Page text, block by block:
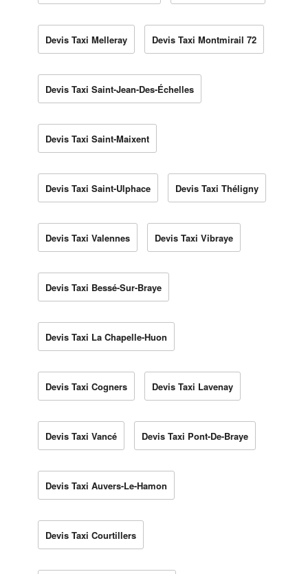
Devis Taxi Melleray Devis Taxi Montmirail 72
Devis Taxi Saint-Jean-Des-Échelles
Devis Taxi Saint-Maixent
Devis Taxi Saint-Ulphace Devis Taxi Théligny
Devis Taxi Valennes Devis Taxi Vibraye
Devis Taxi Bessé-Sur-Braye
Devis Taxi La Chapelle-Huon
Devis Taxi Cogners Devis Taxi Lavenay
Devis Taxi Vancé Devis Taxi Pont-De-Braye
Devis Taxi Auvers-Le-Hamon
Devis Taxi Courtillers